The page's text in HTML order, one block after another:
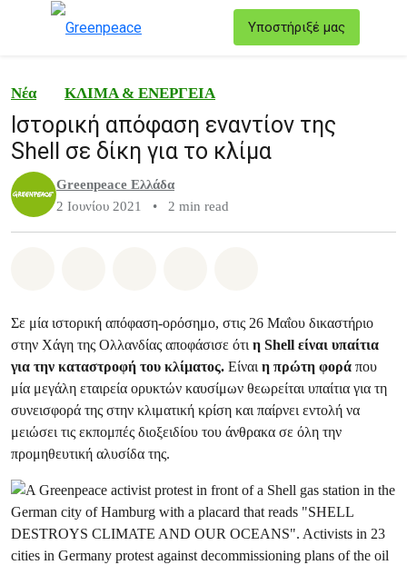
Υποστήριξέ μας
Νέα ΚΛΙΜΑ & ΕΝΕΡΓΕΙΑ
Ιστορική απόφαση εναντίον της
Shell σε δίκη για το κλίμα
Greenpeace Ελλάδα
2 Ιουνίου 2021
• 2 min read
Σε μία ιστορική απόφαση-ορόσημο, στις 26 Μαΐου δικαστήριο
στην Χάγη της Ολλανδίας αποφάσισε ότιη Shell είναι υπαίτια
για την καταστροφή του κλίματος. Είναιη πρώτη φορά που
μία μεγάλη εταιρεία ορυκτών καυσίμων θεωρείται υπαίτια για τη
συνεισφορά της στην κλιματική κρίση και παίρνει εντολή να
μειώσει τις εκπομπές διοξειδίου του άνθρακα σε όλη την
προμηθευτική αλυσίδα της.